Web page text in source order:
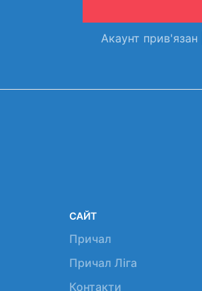
Акаунт прив'язан |
САЙТ
Причал
Причал Ліга
Контакти